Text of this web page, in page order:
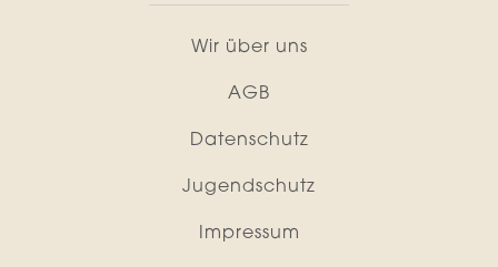
Wir über uns
AGB
Datenschutz
Jugendschutz
Impressum